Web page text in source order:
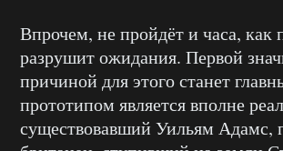
Впрочем, не пройдёт и часа, как
разрушит ожидания. Первой
причиной для этого станет
прототипом является вполне
существовавший Уильям Адамс,